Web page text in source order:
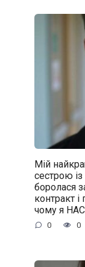
Мій
сестрою
боролася
контракт
чому я
0 0